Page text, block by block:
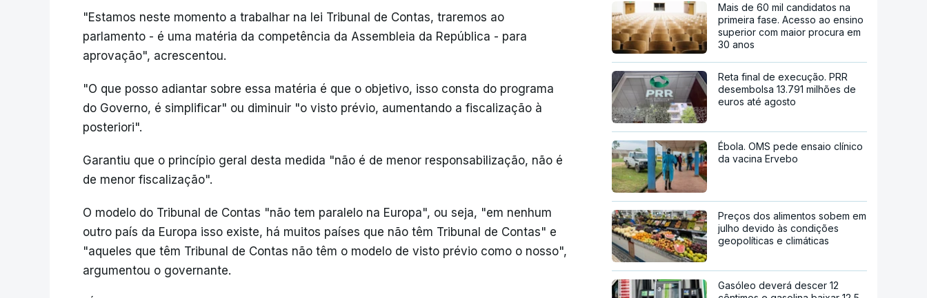
"Estamos neste momento a trabalhar na lei Tribunal de Contas, traremos ao
parlamento - é uma matéria da competência da Assembleia da República - para
aprovação", acrescentou.
"O que posso adiantar sobre essa matéria é que o objetivo, isso consta do programa
do Governo, é simplificar" ou diminuir "o visto prévio, aumentando a fiscalização à
posteriori".
Garantiu que o princípio geral desta medida "não é de menor responsabilização, não é
de menor fiscalização".
O modelo do Tribunal de Contas "não tem paralelo na Europa", ou seja, "em nenhum
outro país da Europa isso existe, há muitos países que não têm Tribunal de Contas" e
"aqueles que têm Tribunal de Contas não têm o modelo de visto prévio como o nosso",
argumentou o governante.
Mais de 60 mil candidatos na
primeira fase. Acesso ao ensino
superior com maior procura em
30 anos
Reta final de execução. PRR
desembolsa 13.791 milhões de
euros até agosto
Ébola. OMS pede ensaio clínico
da vacina Ervebo
Preços dos alimentos sobem em
julho devido às condições
geopolíticas e climáticas
Gasóleo deverá descer 12